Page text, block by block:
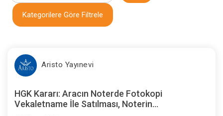
Kategorilere Göre Filtrele
Aristo Yayınevi
HGK Kararı: Aracın Noterde Fotokopi
Vekaletname İle Satılması, Noterin